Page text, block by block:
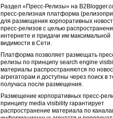
Раздел «Пресс-Релизы» на
пресс-релизная платформа
для размещения корпоративных
пресс-релизов с целью
интернете и придачи им максимальной
видимости в Сети.
Платформа позволяет размещать
релизы по принципу search engine
материалы распространяются по
агрегаторам и доступны через поиск в
получаса после размещения.
Размещение корпоративных пресс-
принципу media visibility гарантирует
распространение материала по